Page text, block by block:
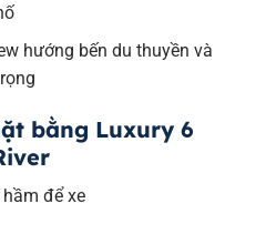
hướng bến du thuyền và
bằng Luxury 6
để xe